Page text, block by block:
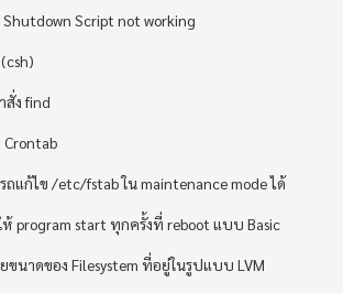
Shutdown Script not working
สั่ง find
Crontab
ถแก้ไข /etc/fstab ใน maintenance mode ได้
ห้ program start ทุกครั้งที่ reboot แบบ Basic
ขนาดของ Filesystem ที่อยู่ในรูปแบบ LVM